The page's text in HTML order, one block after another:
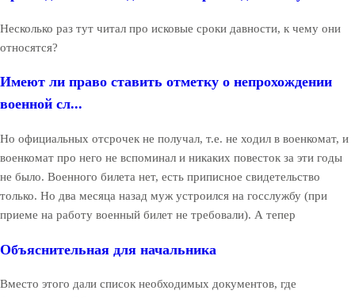
Несколько раз тут читал про исковые сроки давности, к чему они
относятся?
Имеют ли право ставить отметку о непрохождении
военной сл...
Но официальных отсрочек не получал, т.е. не ходил в военкомат, и
военкомат про него не вспоминал и никаких повесток за эти годы
не было. Военного билета нет, есть приписное свидетельство
только. Но два месяца назад муж устроился на госслужбу (при
приеме на работу военный билет не требовали). А тепер
Объяснительная для начальника
Вместо этого дали список необходимых документов, где